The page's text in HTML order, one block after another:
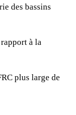
des bassins
à la
plus large de